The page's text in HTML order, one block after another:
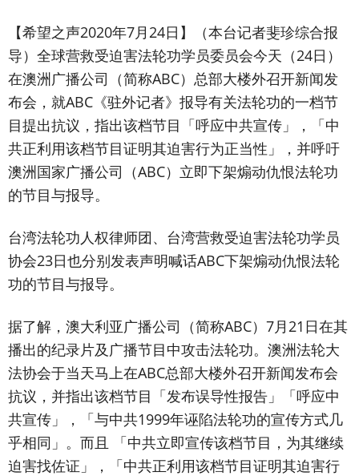
【希望之声2020年7月24日】（本台记者斐珍综合报
导） 全球营救受迫害法轮功学员委员会今天（24日）
在澳洲广播公司（简称ABC）总部大楼外召开新闻发
布会，就ABC《驻外记者》报导有关法轮功的一档节
目提出抗议，指出该档节目「呼应中共宣传」，「中
共正利用该档节目证明其迫害行为正当性」，并呼吁
澳洲国家广播公司（ABC）立即下架煽动仇恨法轮功
的节目与报导。
台湾法轮功人权律师团、台湾营救受迫害法轮功学员
协会23日也分别发表声明喊话ABC下架煽动仇恨法轮
功的节目与报导。
据了解，澳大利亚广播公司（简称ABC）7月21日在其
播出的纪录片及广播节目中攻击法轮功。澳洲法轮大
法协会于当天马上在ABC总部大楼外召开新闻发布会
抗议，并指出该档节目「发布误导性报告」「呼应中
共宣传」，「与中共1999年诬陷法轮功的宣传方式几
乎相同」。而且 「中共立即宣传该档节目，为其继续
迫害找佐证」，「中共正利用该档节目证明其迫害行